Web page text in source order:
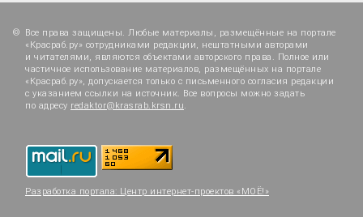
Все права защищены. Любые материалы, размещённые на портале
«Красраб.ру» сотрудниками редакции, нештатными авторами
и читателями, являются объектами авторского права. Полное или
частичное использование материалов, размещённых на портале
«Красраб.ру», допускается только с письменного согласия редакции
с указанием ссылки на источник. Все вопросы можно задать
по адресу redaktor@krasrab.krsn.ru.
Разработка портала: Центр интернет-проектов «МОЁ!»